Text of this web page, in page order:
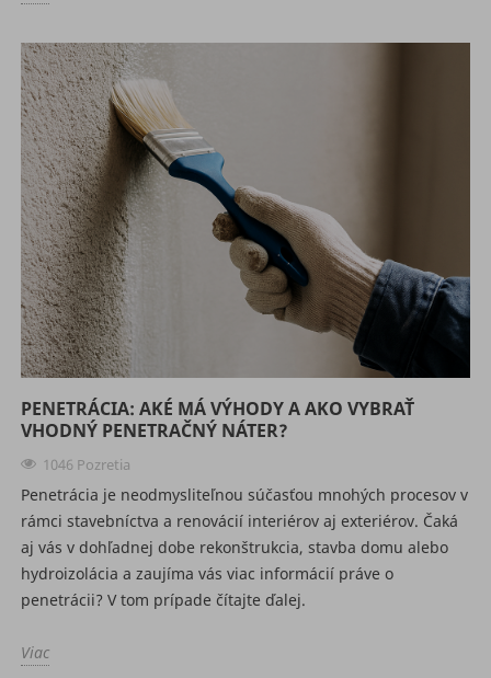
PENETRÁCIA: AKÉ MÁ VÝHODY A AKO VYBRAŤ
VHODNÝ PENETRAČNÝ NÁTER?
1046 Pozretia
Penetrácia je neodmysliteľnou súčasťou mnohých procesov v
rámci stavebníctva a renovácií interiérov aj exteriérov. Čaká
aj vás v dohľadnej dobe rekonštrukcia, stavba domu alebo
hydroizolácia a zaujíma vás viac informácií práve o
penetrácii? V tom prípade čítajte ďalej.
Viac